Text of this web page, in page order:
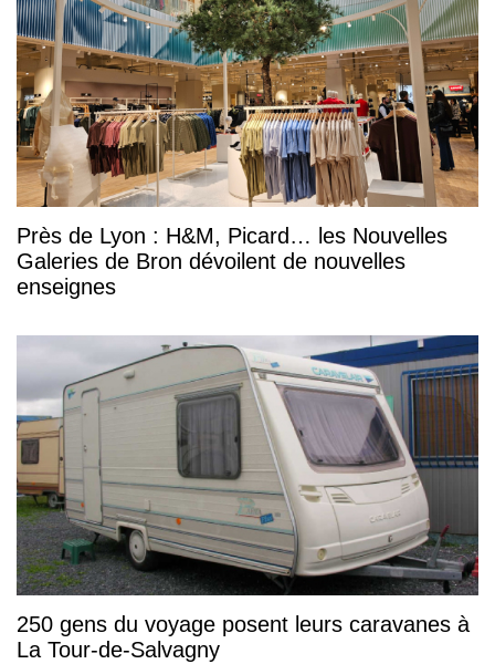
Près de Lyon : H&M, Picard… les Nouvelles
Galeries de Bron dévoilent de nouvelles
enseignes
250 gens du voyage posent leurs caravanes à
La Tour-de-Salvagny